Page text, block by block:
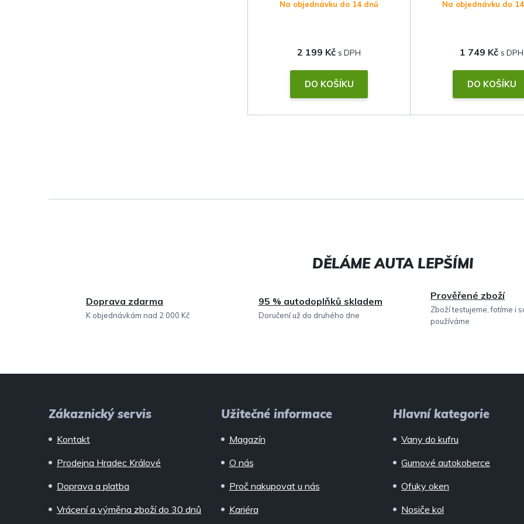
Na objednávku do 14 dnů
2 199 Kč
DO KOŠÍKU
Na objednávku do
1 749 Kč
DO KOŠÍKU
á
p
k
Doprava zdarma
K objednávkám nad 2 000 Kč
95 % autodoplňků skladem
Doručení už do druhého dne
Prověřené zboží
Zboží testujeme, fotíme i
používáme
Zákaznický servis
Kontakt
Prodejna Hradec Králové
Doprava a platba
Vrácení a výměna zboží do 30 dnů
Užitečné informace
Magazín
O nás
Proč nakupovat u nás
Kariéra
Hlavní kategorie
Vany do kufru
Gumové autokoberce
Ofuky oken
Nosiče kol